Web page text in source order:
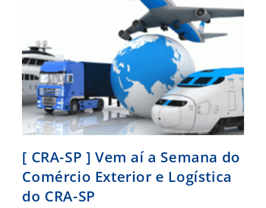
[ CRA-SP ] Vem aí a Semana do
Comércio Exterior e Logística
do CRA-SP